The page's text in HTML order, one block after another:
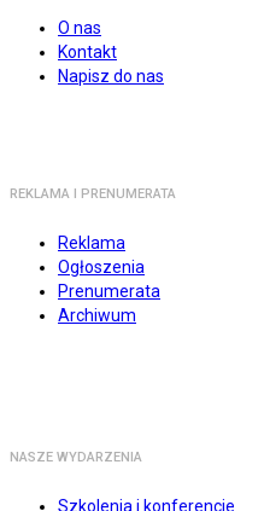
O nas
Kontakt
Napisz do nas
REKLAMA I PRENUMERATA
Reklama
Ogłoszenia
Prenumerata
Archiwum
NASZE WYDARZENIA
Szkolenia i konferencje